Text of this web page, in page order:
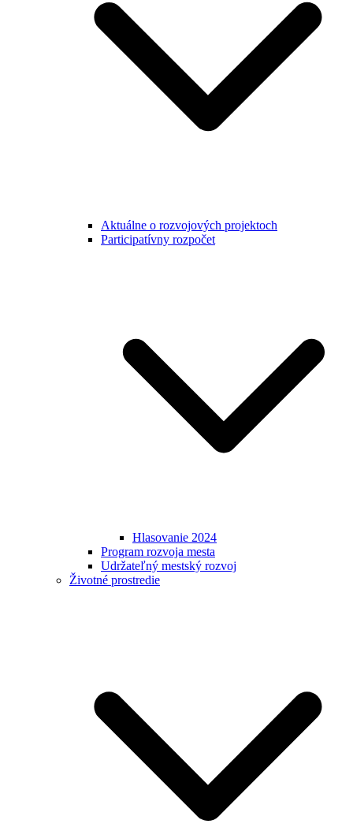
Aktuálne o rozvojových projektoch
Participatívny rozpočet
Hlasovanie 2024
Program rozvoja mesta
Udržateľný mestský rozvoj
Životné prostredie